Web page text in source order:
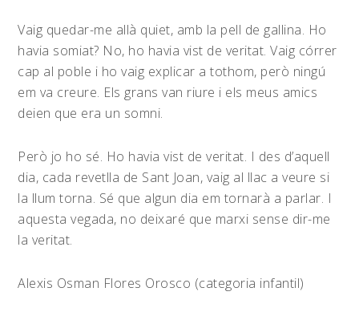
Vaig quedar-me allà quiet, amb la pell de gallina. Ho
havia somiat? No, ho havia vist de veritat. Vaig córrer
cap al poble i ho vaig explicar a tothom, però ningú
em va creure. Els grans van riure i els meus amics
deien que era un somni.
Però jo ho sé. Ho havia vist de veritat. I des d’aquell
dia, cada revetlla de Sant Joan, vaig al llac a veure si
la llum torna. Sé que algun dia em tornarà a parlar. I
aquesta vegada, no deixaré que marxi sense dir-me
la veritat.
Alexis Osman Flores Orosco (categoria infantil)